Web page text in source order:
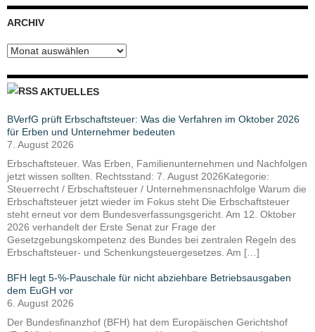
ARCHIV
Archiv
AKTUELLES
BVerfG prüft Erbschaftsteuer: Was die Verfahren im Oktober 2026
für Erben und Unternehmer bedeuten
7. August 2026
Erbschaftsteuer. Was Erben, Familienunternehmen und Nachfolgen
jetzt wissen sollten. Rechtsstand: 7. August 2026Kategorie:
Steuerrecht / Erbschaftsteuer / Unternehmensnachfolge Warum die
Erbschaftsteuer jetzt wieder im Fokus steht Die Erbschaftsteuer
steht erneut vor dem Bundesverfassungsgericht. Am 12. Oktober
2026 verhandelt der Erste Senat zur Frage der
Gesetzgebungskompetenz des Bundes bei zentralen Regeln des
Erbschaftsteuer- und Schenkungsteuergesetzes. Am […]
BFH legt 5-%-Pauschale für nicht abziehbare Betriebsausgaben
dem EuGH vor
6. August 2026
Der Bundesfinanzhof (BFH) hat dem Europäischen Gerichtshof